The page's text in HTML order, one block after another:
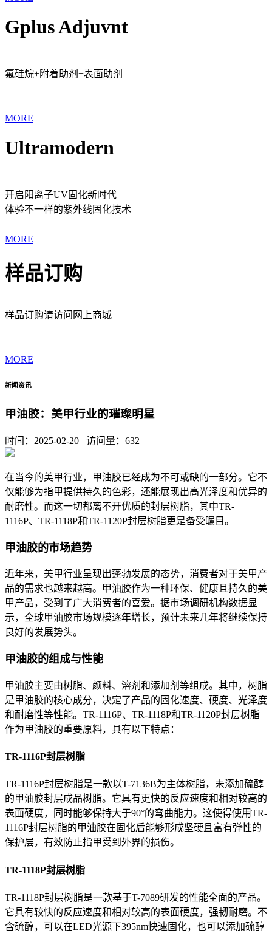
Gplus Adjuvnt
氟硅烷+附着助剂+表面助剂
MORE
Ultramodern
开启阳离子UV固化新时代
体验不一样的紫外线固化技术
MORE
样品订购
样品订购请访问网上商城
MORE
新闻资讯
甲油胶：美甲行业的璀璨明星
时间：2025-02-20 访问量： 632
在当今的美甲行业，甲油胶已经成为不可或缺的一部分。它不
仅能够为指甲提供持久的色彩，还能展现出高光泽度和优异的
耐磨性。而这一切都离不开优质的封层树脂，其中TR-
1116P、TR-1118P和TR-1120P封层树脂更是备受瞩目。
甲油胶的市场趋势
近年来，美甲行业呈现出蓬勃发展的态势，消费者对于美甲产
品的需求也越来越高。甲油胶作为一种环保、健康且持久的美
甲产品，受到了广大消费者的喜爱。据市场调研机构数据显
示，全球甲油胶市场规模逐年增长，预计未来几年将继续保持
良好的发展势头。
甲油胶的组成与性能
甲油胶主要由树脂、颜料、溶剂和添加剂等组成。其中，树脂
是甲油胶的核心成分，决定了产品的固化速度、硬度、光泽度
和耐磨性等性能。 TR-1116P、TR-1118P和TR-1120P封层树脂
作为甲油胶的重要原料，具有以下特点：
TR-1116P封层树脂
TR-1116P封层树脂是一款以T-7136B为主体树脂，未添加硫醇
的甲油胶封层成品树脂。它具有更快的反应速度和相对较高的
表面硬度，同时能够保持大于90°的弯曲能力。这使得使用TR-
1116P封层树脂的甲油胶在固化后能够形成坚硬且富有弹性的
保护层，有效防止指甲受到外界的损伤。
TR-1118P封层树脂
TR-1118P封层树脂是一款基于T-7089研发的性能全面的产品。
它具有较快的反应速度和相对较高的表面硬度，强韧耐磨。不
含硫醇，可以在LED光源下395nm快速固化，也可以添加硫醇